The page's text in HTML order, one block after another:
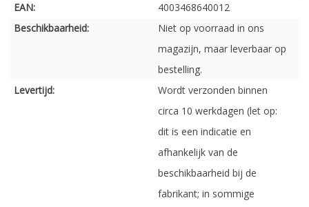
EAN:
4003468640012
Beschikbaarheid:
Niet op voorraad in ons
magazijn, maar leverbaar op
bestelling.
Levertijd:
Wordt verzonden binnen
circa 10 werkdagen (let op:
dit is een indicatie en
afhankelijk van de
beschikbaarheid bij de
fabrikant; in sommige